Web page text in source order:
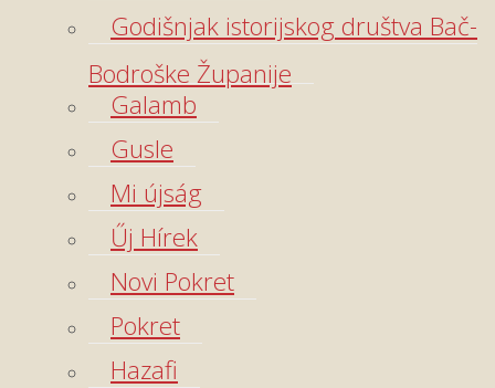
Godišnjak istorijskog društva Bač-
Bodroške Županije
Galamb
Gusle
Mi újság
Űj Hírek
Novi Pokret
Pokret
Hazafi